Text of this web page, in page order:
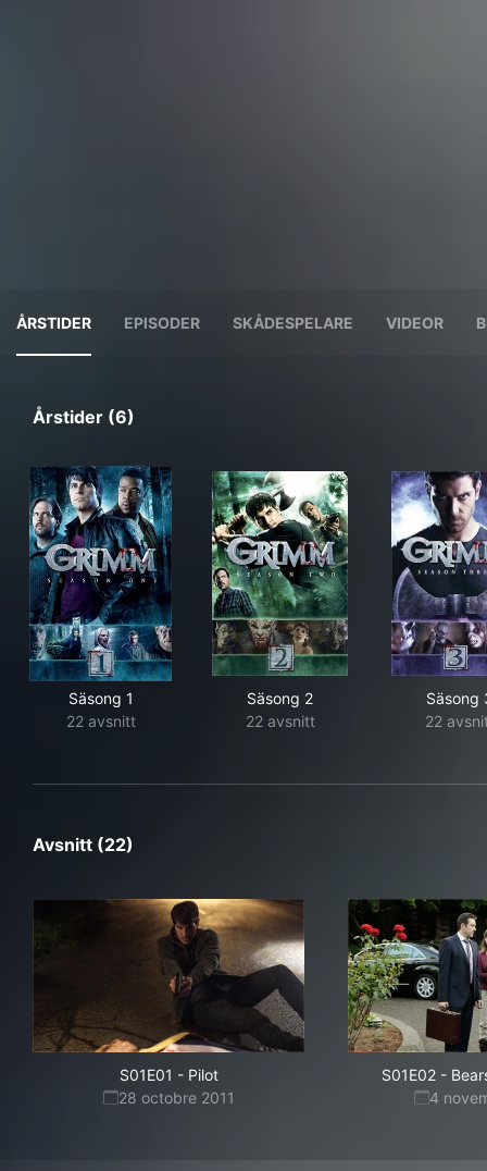
ÅRSTIDER EPISODER SKÅDESPELARE VIDEOR
Årstider (6)
Säsong 1
22 avsnitt
Säsong 2
22 avsnitt
Säsong
22
Avsnitt (22)
S01E01 - Pilot
28 octobre 2011
S01E02-
4